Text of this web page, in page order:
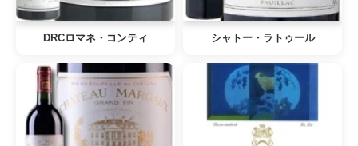
DRCロマネ・コンティ シャトー・ラトゥール